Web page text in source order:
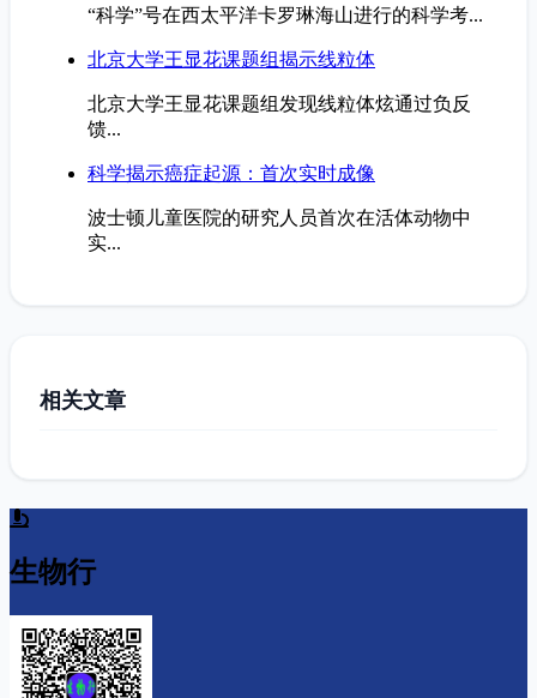
“科学”号在西太平洋卡罗琳海山进行的科学考...
北京大学王显花课题组揭示线粒体
北京大学王显花课题组发现线粒体炫通过负反
馈...
科学揭示癌症起源：首次实时成像
波士顿儿童医院的研究人员首次在活体动物中
实...
相关文章
生物行